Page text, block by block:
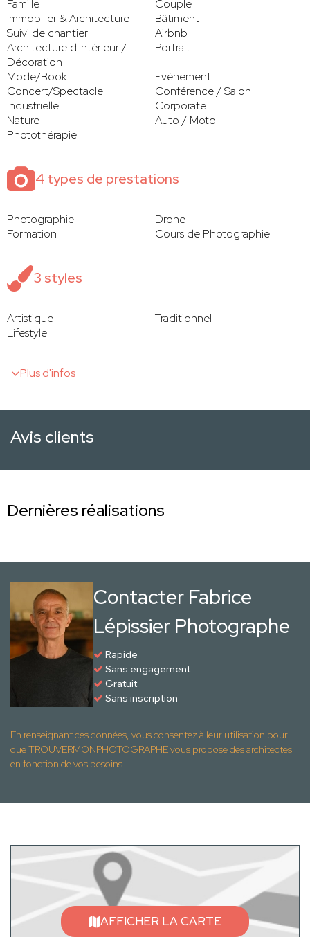
Famille
Couple
Immobilier & Architecture
Bâtiment
Suivi de chantier
Airbnb
Architecture d'intérieur /
Décoration
Portrait
Mode/Book
Evènement
Concert/Spectacle
Conférence / Salon
Industrielle
Corporate
Nature
Auto / Moto
Photothérapie
4 types de prestations
Photographie
Drone
Formation
Cours de Photographie
3 styles
Artistique
Traditionnel
Lifestyle
Plus d'infos
Avis clients
Dernières réalisations
Contacter Fabrice
Lépissier Photographe
Rapide
Sans engagement
Gratuit
Sans inscription
En renseignant ces données, vous consentez à leur utilisation pour
que TROUVERMONPHOTOGRAPHE vous propose des architectes
en fonction de vos besoins.
AFFICHER LA CARTE